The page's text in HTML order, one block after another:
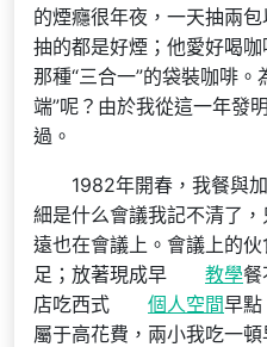
的煙癮很年夜，一天抽兩包
抽的都是好煙；他愛好喝
那種“三合一”的袋裝咖啡
端”呢？由於我從這一年發
過。
1982年開春，我餐與
細是什么會議我記不清了
遠也在會議上。會議上的
足；放著現成早
教學餐
店吃西式
個人空間早點
屬于高花費，兩小我吃一